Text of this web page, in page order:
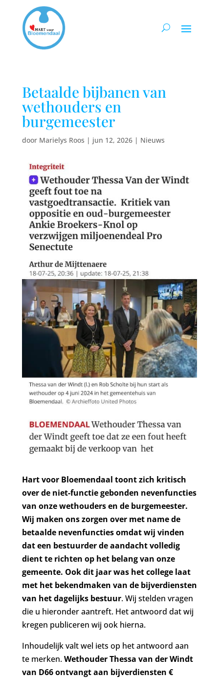
Betaalde bijbanen van
wethouders en
burgemeester
door Marielys Roos | jun 12, 2026| Nieuws
Hart voor Bloemendaal toont zich kritisch
over de niet-functie gebonden nevenfuncties
van onze wethouders en de burgemeester.
Wij maken ons zorgen over met name de
betaalde nevenfuncties omdat wij vinden
dat een bestuurder de aandacht volledig
dient te richten op het belang van onze
gemeente. Ook dit jaar was het college laat
met het bekendmaken van de bijverdiensten
van het dagelijks bestuur. Wij stelden vragen
die u hieronder aantreft. Het antwoord dat wij
kregen publiceren wij ook hierna.
Inhoudelijk valt wel iets op het antwoord aan
te merken.Wethouder Thessa van der Windt
van D66 ontvangt aan bijverdiensten €